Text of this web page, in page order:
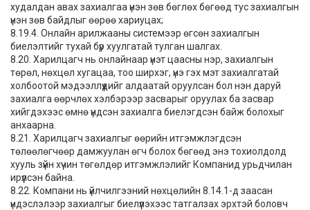
худалдан авах захиалгаа үнэн зөв бөглөх бөгөөд тус захиалгын
үнэн зөв байдлыг өөрөө хариуцах;
8.19.4. Онлайн арилжааны системээр өгсөн захиалгын
биелэлтийг тухай бүр хуулгатай тулган шалгах.
8.20. Харилцагч нь онлайнаар үнэт цаасны нэр, захиалгын
төрөл, нөхцөл хугацаа, тоо ширхэг, үнэ гэх мэт захиалгатай
холбоотой мэдээллүүдийг алдаатай оруулсан бол нэн даруй
захиалга өөрчлөх хэлбэрээр засварыг оруулах ба засвар
хийгдэхээс өмнө үндсэн захиалга биелэгдсэн байж болохыг
анхаарна.
8.21. Харилцагч захиалгыг өөрийн итгэмжлэгдсэн
төлөөлөгчөөр дамжуулан өгч болох бөгөөд энэ тохиолдолд
хууль зүйн хүчин төгөлдөр итгэмжлэлийг Компанид урьдчилан
ирүүлсэн байна.
8.22. Компани нь үйлчилгээний нөхцөлийн 8.14.1-д заасан
үндэслэлээр захиалгыг биелүүлэхээс татгалзах эрхтэй боловч